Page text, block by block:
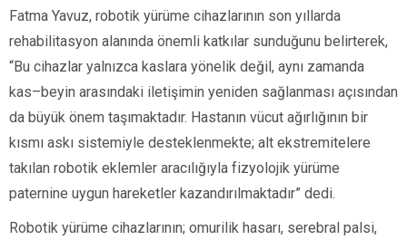
Fatma Yavuz, robotik yürüme cihazlarının son yıllarda
rehabilitasyon alanında önemli katkılar sunduğunu belirterek,
“Bu cihazlar yalnızca kaslara yönelik değil, aynı zamanda
kas–beyin arasındaki iletişimin yeniden sağlanması açısından
da büyük önem taşımaktadır. Hastanın vücut ağırlığının bir
kısmı askı sistemiyle desteklenmekte; alt ekstremitelere
takılan robotik eklemler aracılığıyla fizyolojik yürüme
paternine uygun hareketler kazandırılmaktadır” dedi.
Robotik yürüme cihazlarının; omurilik hasarı, serebral palsi,